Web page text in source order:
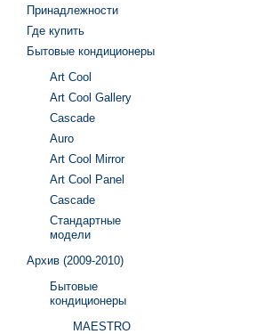
Принадлежности
Где купить
Бытовые кондиционеры
Art Cool
Art Cool Gallery
Cascade
Auro
Art Cool Mirror
Art Cool Panel
Cascade
Стандартные
модели
Архив (2009-2010)
Бытовые
кондиционеры
MAESTRO